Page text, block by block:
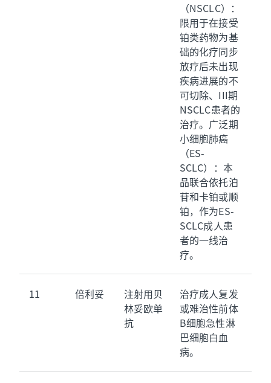
（NSCLC）：
限用于在接受
铂类药物为基
础的化疗同步
放疗后未出现
疾病进展的不
可切除、III期
NSCLC患者的
治疗。广泛期
小细胞肺癌
（ES-
SCLC）：本
品联合依托泊
苷和卡铂或顺
铂，作为ES-
SCLC成人患
者的一线治
疗。
11 倍利妥
注射用贝
林妥欧单
抗
治疗成人复发
或难治性前体
B细胞急性淋
巴细胞白血
病。